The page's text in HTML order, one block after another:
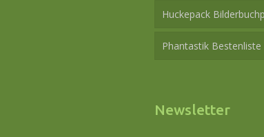
Huckepack
Phantastik Bestenliste
Newsletter